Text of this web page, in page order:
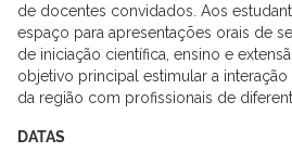
de docentes convidados. Aos
espaço para apresentações orais de
de iniciação científica, ensino e
objetivo principal estimular a
da região com profissionais de
DATAS